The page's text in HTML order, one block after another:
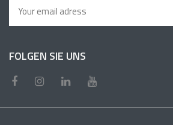
FOLGEN SIE UNS